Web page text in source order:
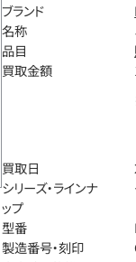
ブランド
名称
品目
買取金額
買取日
シリーズ・ラインナ
ップ
型番
製造番号・刻印